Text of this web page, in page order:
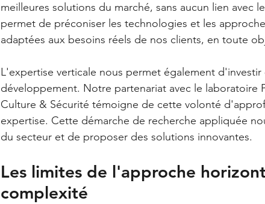
meilleures solutions du marché, sans aucun lien avec
permet de préconiser les technologies et les
adaptées aux besoins réels de nos clients, en toute
L'expertise verticale nous permet également d'investir
développement. Notre partenariat avec le laboratoire
Culture & Sécurité témoigne de cette volonté
expertise. Cette démarche de recherche appliquée
du secteur et de proposer des solutions innovantes.
Les limites de l'approche
complexité